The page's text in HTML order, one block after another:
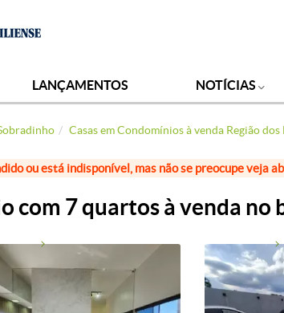
LANÇAMENTOS NOTÍCIAS
Casas em Condomínios à venda Região dos
ou está indisponível, mas não se preocupe veja
com 7 quartos à venda no